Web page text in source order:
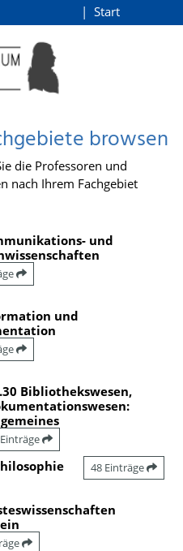
Start
browsen
die Professoren und
nach Ihrem Fachgebiet
und
und
Bibliothekswesen,
48 Einträge